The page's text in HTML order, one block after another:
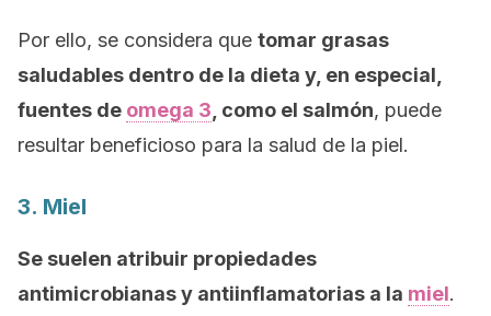
Por ello, se considera que tomar grasas
saludables dentro de la dieta y, en especial,
fuentes de omega 3 , como el salmón, puede
resultar beneficioso para la salud de la piel.
3. Miel
Se suelen atribuir propiedades
antimicrobianas y antiinflamatorias a la miel.